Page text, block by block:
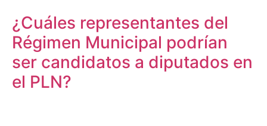
¿Cuáles representantes del
Régimen Municipal podrían
ser candidatos a diputados en
el PLN?